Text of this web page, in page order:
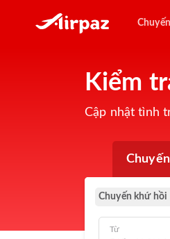
Kiểm
Cập nhật tình
Chuyến khứ hồi
Từ